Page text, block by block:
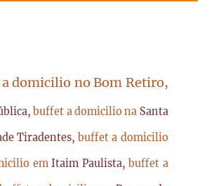
domicilio no Bom Retiro,
buffet a domicilio na Santa
Tiradentes, buffet a domicilio
emItaim Paulista, buffet a